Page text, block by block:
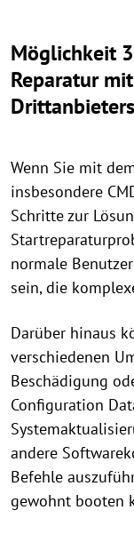
Möglichkeit
Reparatur
Drittanbieters
Wenn Sie mit
insbesondere
Schritte zur
normale
sein, die
Darüber hinaus
verschiedenen
Beschädigung
Configuration
andere
Befehle
gewohnt booten